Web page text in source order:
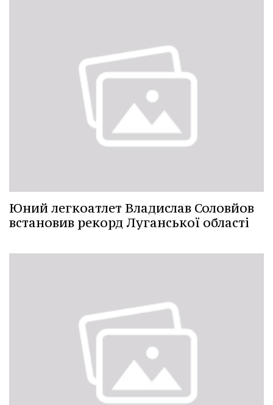
Юний легкоатлет Владислав Соловйов
встановив рекорд Луганської області